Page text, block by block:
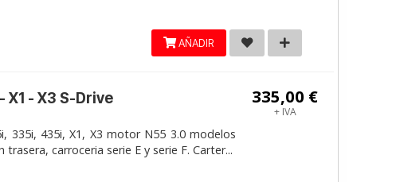
AÑADIR
335,00 €
+ IVA
- X3 S-Drive
335i, 435i, X1, X3 motor N55 3.0 modelos
carroceria serie E y serie F. Carter...